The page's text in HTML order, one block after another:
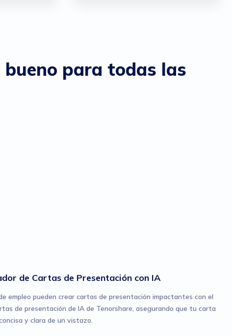
bueno para todas las
de Cartas de Presentación con IA
empleo pueden crear cartas de presentación impactantes con el
de presentación de IA de Tenorshare, asegurando que tu carta
y clara de un vistazo.